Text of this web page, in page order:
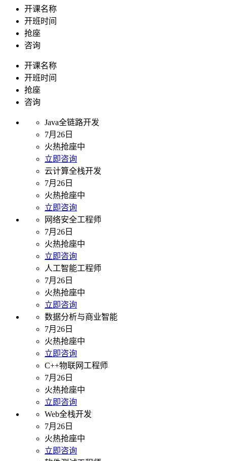
开课名称
开班时间
抢座
咨询
开课名称
开班时间
抢座
咨询
Java全链路开发
7月26日
火热抢座中
立即咨询
云计算全栈开发
7月26日
火热抢座中
立即咨询
网络安全工程师
7月26日
火热抢座中
立即咨询
人工智能工程师
7月26日
火热抢座中
立即咨询
数据分析与商业智能
7月26日
火热抢座中
立即咨询
C++物联网工程师
7月26日
火热抢座中
立即咨询
Web全栈开发
7月26日
火热抢座中
立即咨询